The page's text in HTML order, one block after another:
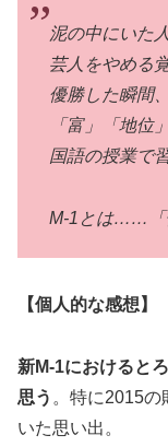
泥の中にいた人
芸人をやめる
優勝した瞬間
「富」「地位
国語の授業で
M-1とは……「
【個人的な感想】
新M-1におけると
思う 。特に2015の
いた思い出。